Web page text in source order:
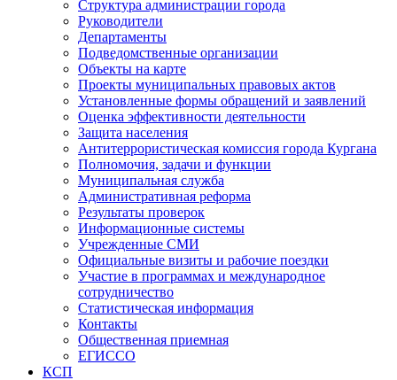
Структура администрации города
Руководители
Департаменты
Подведомственные организации
Объекты на карте
Проекты муниципальных правовых актов
Установленные формы обращений и заявлений
Оценка эффективности деятельности
Защита населения
Антитеррористическая комиссия города Кургана
Полномочия, задачи и функции
Муниципальная служба
Административная реформа
Результаты проверок
Информационные системы
Учрежденные СМИ
Официальные визиты и рабочие поездки
Участие в программах и международное
сотрудничество
Статистическая информация
Контакты
Общественная приемная
ЕГИССО
КСП